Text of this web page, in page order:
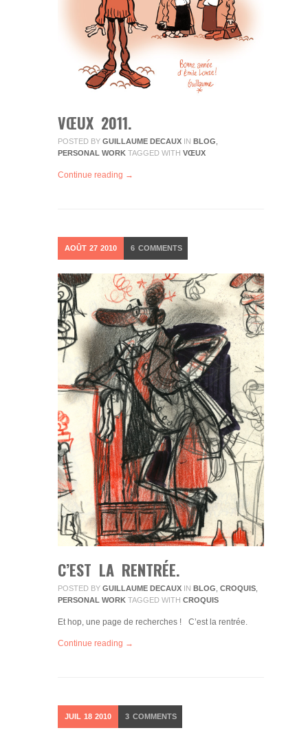
VŒUX 2011.
POSTED BY GUILLAUME DECAUX IN BLOG
PERSONAL WORK TAGGED WITH VŒUX
Continue reading →
AOÛT 27 2010 6 COMMENTS
C’EST LA RENTRÉE.
POSTED BY GUILLAUME DECAUX IN BLOG CROQUIS
PERSONAL WORK TAGGED WITH CROQUIS
Et hop, une page de recherches ! C’est la rentrée.
Continue reading →
JUIL 18 2010 3 COMMENTS